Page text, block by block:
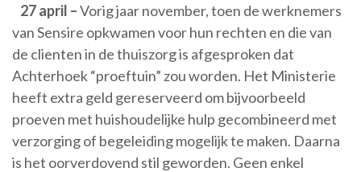
27 april –Vorig jaar november, toen de werknemers
van Sensire opkwamen voor hun rechten en die van
de clienten in de thuiszorg is afgesproken dat
Achterhoek “proeftuin” zou worden. Het Ministerie
heeft extra geld gereserveerd om bijvoorbeeld
proeven met huishoudelijke hulp gecombineerd met
verzorging of begeleiding mogelijk te maken. Daarna
is het oorverdovend stil geworden. Geen enkel